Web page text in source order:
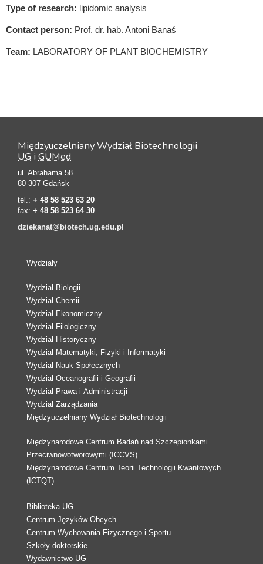
Type of research: lipidomic analysis
Contact person: Prof. dr. hab. Antoni Banaś
Team: LABORATORY OF PLANT BIOCHEMISTRY
Międzyuczelniany Wydział Biotechnologii
UG i GUMed
ul. Abrahama 58
80-307 Gdańsk
tel.: + 48 58 523 63 20
fax: + 48 58 523 64 30
dziekanat@biotech.ug.edu.pl
Wydziały
Wydział Biologii
Wydział Chemii
Wydział Ekonomiczny
Wydział Filologiczny
Wydział Historyczny
Wydział Matematyki, Fizyki i Informatyki
Wydział Nauk Społecznych
Wydział Oceanografii i Geografii
Wydział Prawa i Administracji
Wydział Zarządzania
Międzyuczelniany Wydział Biotechnologii
Międzynarodowe Centrum Badań nad Szczepionkami
Przeciwnowotworowymi (ICCVS)
Międzynarodowe Centrum Teorii Technologii Kwantowych
(ICTQT)
Biblioteka UG
Centrum Języków Obcych
Centrum Wychowania Fizycznego i Sportu
Szkoły doktorskie
Wydawnictwo UG